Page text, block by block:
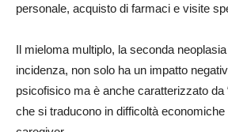
personale, acquisto di farmaci e visite
Il mieloma multiplo, la seconda
incidenza, non solo ha un impatto
psicofisico ma è anche caratterizzato da
che si traducono in difficoltà economiche